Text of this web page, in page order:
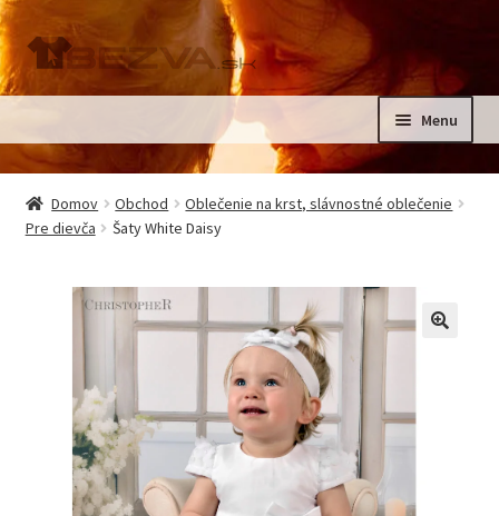
Preskočiť
na
navigáciu
Preskočiť
na
obsah
Menu
Domov
Pre deti
Oblečenie na krst, slávnostné oblečenie
Kontakt
Domov Obchod
Oblečenie na krst, slávnostné oblečenie
Pre dievča
Šaty White Daisy